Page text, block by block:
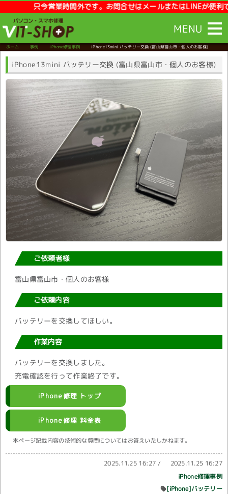
只今営業時間外です。お問合せはメールまたはLINEが便利です
MENU
ホーム 事例 iPhone修理事例 iPhone13mini バッテリー交換 (富山県富山市・個人のお客様)
iPhone13mini バッテリー交換 (富山県富山市・個人のお客様)
ご依頼者様
富山県富山市・個人のお客様
ご依頼内容
バッテリーを交換してほしい。
作業内容
バッテリーを交換しました。
充電確認を行って作業終了です。
iPhone修理 トップ
iPhone修理 料金表
本ページ記載内容の技術的な質問についてはお答えいたしかねます。
2025.11.25 16:27 / 2025.11.25 16:27
iPhone修理事例
[iPhone]バッテリー